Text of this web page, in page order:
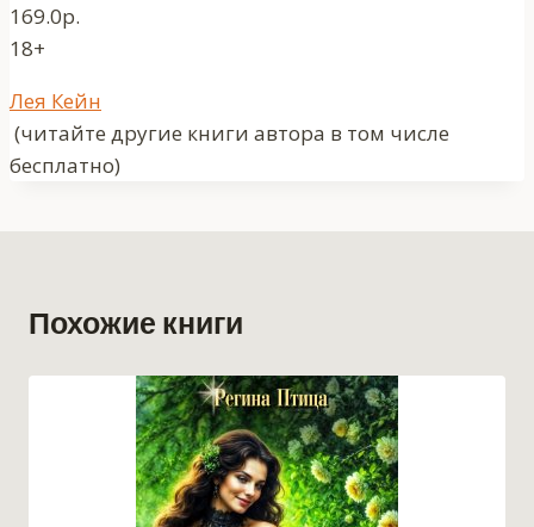
169.0р.
18+
Метки
записи:
Лея Кейн
(читайте другие книги автора в том числе
бесплатно)
Похожие книги